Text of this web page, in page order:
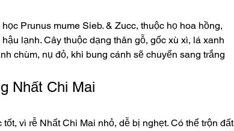
Prunus mume Sieb. & Zucc, thuộc họ hoa hồng,
lạnh. Cây thuộc dạng thân gỗ, gốc xù xì, lá xanh
chùm, nụ đỏ, khi bung cánh sẽ chuyển sang trắng
Nhất Chi Mai
vì rễ Nhất Chi Mai nhỏ, dễ bị nghẹt. Có thể trộn đất